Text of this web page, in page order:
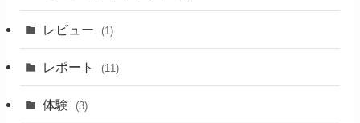
レビュー (1)
レポート (11)
体験 (3)